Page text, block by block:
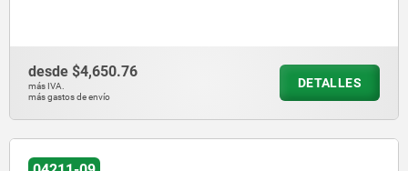
desde $4,650.76
más IVA.
más gastos de envío
DETALLES